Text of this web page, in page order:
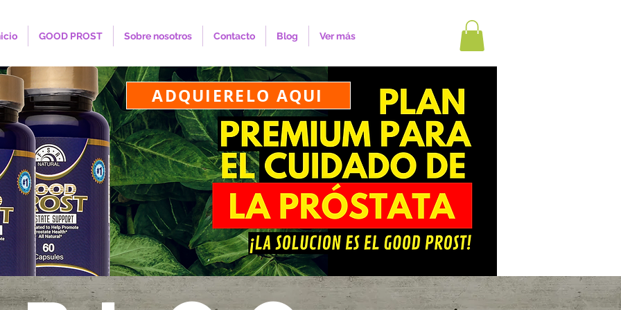
GOOD PROST Sobre nosotros Contacto Blog Ver más
ADQUIERELO AQUI